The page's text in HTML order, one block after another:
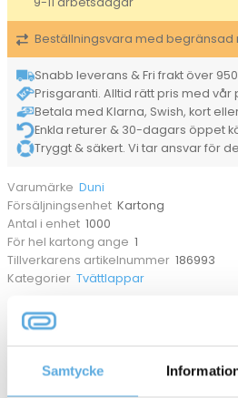
Samtycke
50x70mm
mängd
Beställningsvara med begränsad
Snabb leverans & Fri frakt över
Prisgaranti. Alltid rätt pris med vår
Betala med Klarna, Swish, kort
Enkla returer & 30-dagars öppet
Tryggt & säkert. Vi tar ansvar för
Varumärke Duni
Försäljningsenhet Kartong
Antal i enhet 1000
För hel kartong ange 1
Tillverkarens artikelnummer 186993
Kategorier Tvättlappar
ANDRA